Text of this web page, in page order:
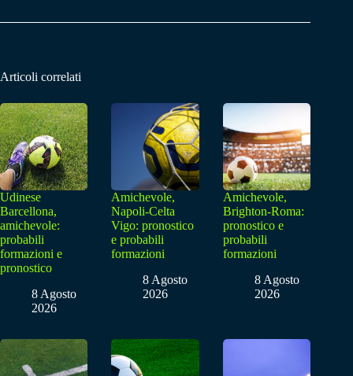
Articoli correlati
Udinese
Barcellona,
amichevole:
probabili
formazioni e
pronostico
8 Agosto
2026
Amichevole,
Napoli-Celta
Vigo: pronostico
e probabili
formazioni
8 Agosto
2026
Amichevole,
Brighton-Roma:
pronostico e
probabili
formazioni
8 Agosto
2026